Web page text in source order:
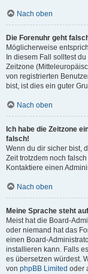
Nach oben
Die Forenuhr geht
Möglicherweise
In diesem Fall solltest
Zeitzone
von registrierten
bist, ist dies ein guter
Nach oben
Ich habe die Zeitzone
falsch!
Wenn du dir sicher bist,
Zeit trotzdem noch
Kontaktiere einen
Nach oben
Meine Sprache steht
Meist hat die Board-
oder niemand hat das
einen Board-
installieren kann. Falls
es übersetzen würdest.
von phpBB Limited oder